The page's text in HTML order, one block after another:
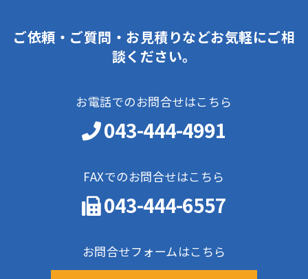
ご依頼・ご質問・お見積りなどお気軽にご相
談ください。
お電話でのお問合せはこちら
043-444-4991
FAXでのお問合せはこちら
043-444-6557
お問合せフォームはこちら